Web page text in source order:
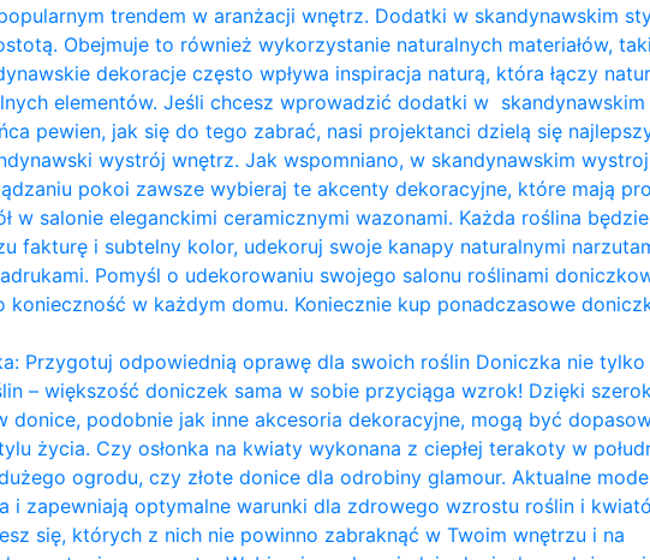
trendem w aranżacji wnętrz. Dodatki w skandynawskim
Obejmuje to również wykorzystanie naturalnych materiałów,
dekoracje często wpływa inspiracja naturą, która łączy
elementów. Jeśli chcesz wprowadzić dodatki w skandynawskim
pewien, jak się do tego zabrać, nasi projektanci dzielą się
wystrój wnętrz. Jak wspomniano, w skandynawskim
pokoi zawsze wybieraj te akcenty dekoracyjne, które mają
w salonie eleganckimi ceramicznymi wazonami. Każda roślina
fakturę i subtelny kolor, udekoruj swoje kanapy naturalnymi
Pomyśl o udekorowaniu swojego salonu roślinami
w każdym domu. Koniecznie kup ponadczasowe
Przygotuj odpowiednią oprawę dla swoich roślin Doniczka nie tylko
– większość doniczek sama w sobie przyciąga wzrok! Dzięki
donice, podobnie jak inne akcesoria dekoracyjne, mogą być
życia. Czy osłonka na kwiaty wykonana z ciepłej terakoty w
ogrodu, czy złote donice dla odrobiny glamour. Aktualne
i zapewniają optymalne warunki dla zdrowego wzrostu roślin i
się, których z nich nie powinno zabraknąć w Twoim wnętrzu i na